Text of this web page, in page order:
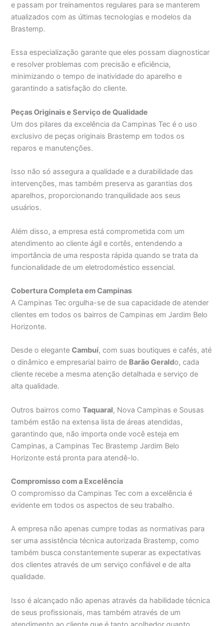
e passam por treinamentos regulares para se manterem
atualizados com as últimas tecnologias e modelos da
Brastemp.
Essa especialização garante que eles possam diagnosticar
e resolver problemas com precisão e eficiência,
minimizando o tempo de inatividade do aparelho e
garantindo a satisfação do cliente.
Peças Originais e Serviço de Qualidade
Um dos pilares da excelência da Campinas Tec é o uso
exclusivo de peças originais Brastemp em todos os
reparos e manutenções.
Isso não só assegura a qualidade e a durabilidade das
intervenções, mas também preserva as garantias dos
aparelhos, proporcionando tranquilidade aos seus
usuários.
Além disso, a empresa está comprometida com um
atendimento ao cliente ágil e cortês, entendendo a
importância de uma resposta rápida quando se trata da
funcionalidade de um eletrodoméstico essencial.
Cobertura Completa em Campinas
A Campinas Tec orgulha-se de sua capacidade de atender
clientes em todos os bairros de Campinas em Jardim Belo
Horizonte.
Desde o eleganteCambuí, com suas boutiques e cafés, até
o dinâmico e empresarial bairro de Barão Geraldo, cada
cliente recebe a mesma atenção detalhada e serviço de
alta qualidade.
Outros bairros comoTaquaral, Nova Campinas e Sousas
também estão na extensa lista de áreas atendidas,
garantindo que, não importa onde você esteja em
Campinas, a Campinas Tec Brastemp Jardim Belo
Horizonte está pronta para atendê-lo.
Compromisso com a Excelência
O compromisso da Campinas Tec com a excelência é
evidente em todos os aspectos de seu trabalho.
A empresa não apenas cumpre todas as normativas para
ser uma assistência técnica autorizada Brastemp, como
também busca constantemente superar as expectativas
dos clientes através de um serviço confiável e de alta
qualidade.
Isso é alcançado não apenas através da habilidade técnica
de seus profissionais, mas também através de um